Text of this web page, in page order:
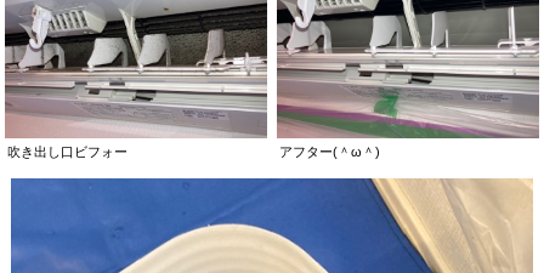
吹き出し口ビフォー アフター(＾ω＾)